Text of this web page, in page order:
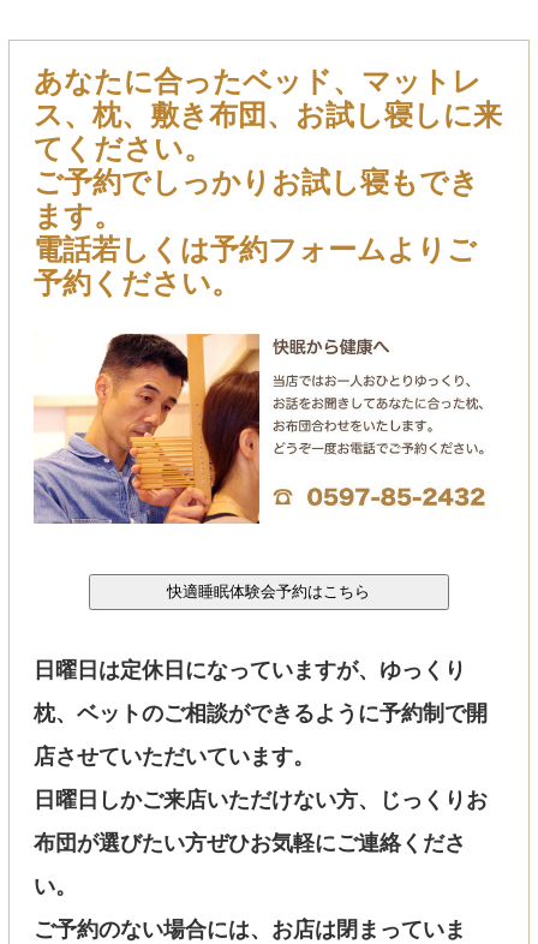
あなたに合ったベッド、マットレ
ス、枕、敷き布団、お試し寝しに来
てください。
ご予約でしっかりお試し寝もでき
ます。
電話若しくは予約フォームよりご
予約ください。
日曜日は定休日になっていますが、ゆっくり
枕、ベットのご相談ができるように予約制で開
店させていただいています。
日曜日しかご来店いただけない方、じっくりお
布団が選びたい方ぜひお気軽にご連絡くださ
い。
ご予約のない場合には、お店は閉まっていま